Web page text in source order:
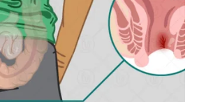
imaju težinu.
– ili ih rušite.
TALAS I